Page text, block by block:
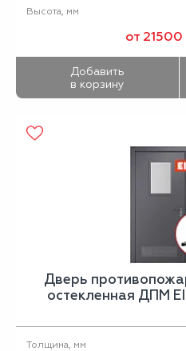
Высота, мм
от
Добавить
в корзину
Дверь
остекленная ДПМ
Толщина, мм